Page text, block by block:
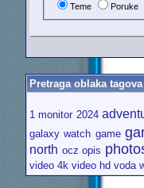
Teme Poruke
Pretraga oblaka tagova
1 monitor 2024
galaxy watch game
north ocz opis
video 4k video hd voda